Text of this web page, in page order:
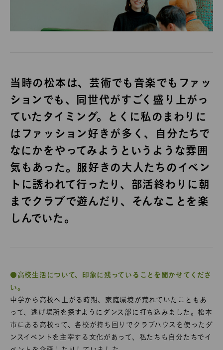
当時の松本は、芸術でも音楽でもファッ
ションでも、同世代がすごく盛り上がっ
ていたタイミング。とくに私のまわりに
はファッション好きが多く、自分たちで
なにかをやってみようというような雰囲
気もあった。服好きの大人たちのイベン
トに誘われて行ったり、部活終わりに朝
までクラブで遊んだり、そんなことを楽
しんでいた。
●高校生活について、印象に残っていることを聞かせてくださ
い。
中学から高校へ上がる時期、家庭環境が荒れていたこともあ
って、逃げ場所を探すようにダンス部に打ち込みました。松本
市にある高校って、各校が持ち回りでクラブハウスを使ったダ
ンスイベントを主宰する文化があって、私たちも自分たちでイ